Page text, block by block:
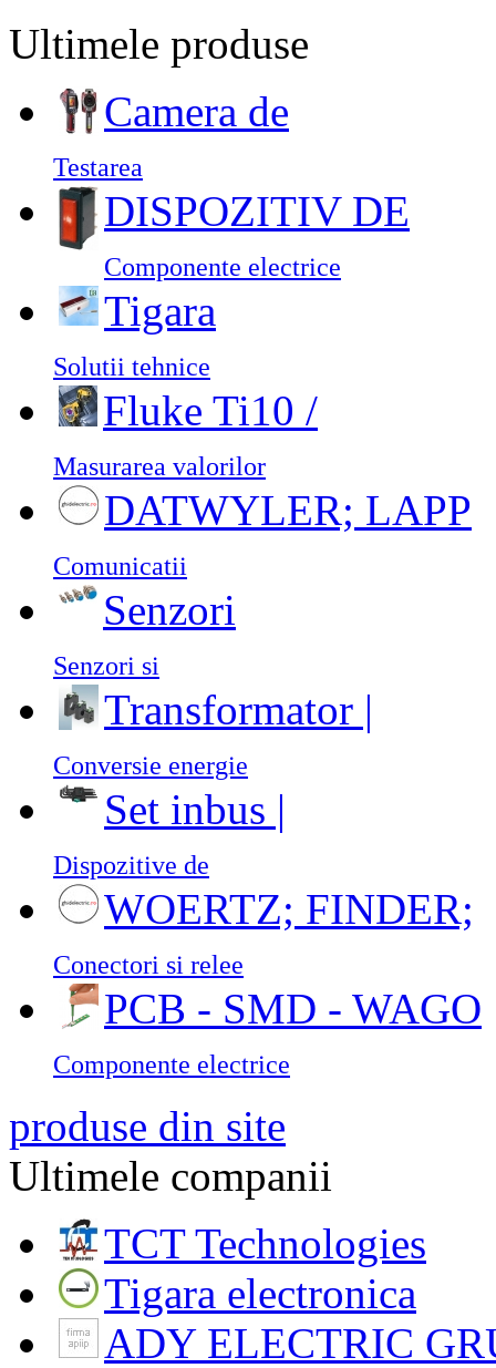
Ultimele produse
Camera de
Testarea
DISPOZITIV DE
Componente electrice
Tigara
Solutii tehnice
Fluke Ti10 /
Masurarea valorilor
DATWYLER; LAPP
Comunicatii
Senzori
Senzori si
Transformator |
Conversie energie
Set inbus |
Dispozitive de
WOERTZ; FINDER;
Conectori si relee
PCB - SMD - WAGO
Componente electrice
produse din site
Ultimele companii
TCT Technologies
Tigara electronica
ADY ELECTRIC